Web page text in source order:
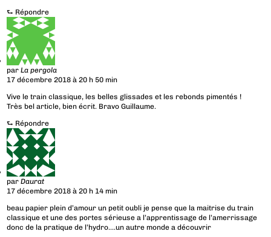
⮑ Répondre
parLa pergola
17 décembre 2018 à 20 h 50 min
Vive le train classique, les belles glissades et les rebonds pimentés !
Très bel article, bien écrit. Bravo Guillaume.
⮑ Répondre
parDaurat
17 décembre 2018 à 20 h 14 min
beau papier plein d’amour un petit oubli je pense que la maitrise du train
classique et une des portes sérieuse a l’apprentissage de l’amerrissage
donc de la pratique de l’hydro….un autre monde a découvrir